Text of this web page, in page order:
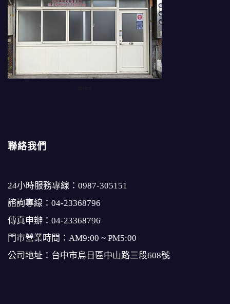
聯絡我們
24小時服務專線： 0987-305151
諮詢專線： 04-23368796
傳真申辦：04-23368796
門市營業時間：AM9:00 ~ PM5:00
公司地址：台中市烏日區中山路三段608號